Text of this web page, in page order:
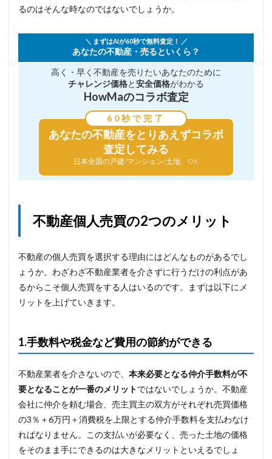
るのはそんな時なのではないでしょうか。
＼ まずはAIが60秒で無料査定！ ／
あなたの不動産・売るといくら？
高く・早く不動産を売りたいあなたのために
チャレンジ価格と安全価格がわかる
HowMaのコラボ査定
60秒で完了
あなたの不動産をとりあえずコラボ
査定してみる
日本全国の戸建/マンション/土地 OK
不動産個人売買の2つのメリット
不動産の個人売買を選択する理由にはどんなものがあるでし
ょうか。わざわざ不動産業者を介さずに行うだけの利点があ
るからこそ個人売買をする人はいるのです。まずは以下にメ
リットを上げていきます。
1.手数料や税金など費用の節約ができる
不動産業者を介さないので、 本来必要となる仲介手数料が不
要となることが一番のメリットではないでしょうか。不動産
会社に仲介を頼む場合、売主買主の双方がそれぞれ売買価格
の3％＋6万円＋消費税を上限とする仲介手数料を支払わなけ
ればなりません。この支払いが必要なく、売った土地の価格
をそのまま手にできるのは大きなメリットといえるでしょ